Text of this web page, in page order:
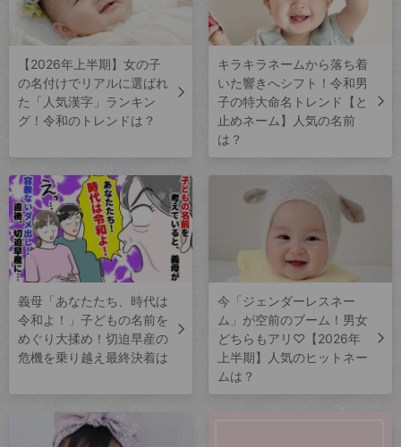
【2026年上半期】女の子
の名付けでリアルに選ばれ
た「人気漢字」ランキン
グ！令和のトレンドは？
キラキラネームから落ち着
いた響きへシフト！令和男
子の特大命名トレンド【と
止めネーム】人気の名前
は？
義母「あなたたち、時代は
令和よ！」子どもの名前を
めぐり大揉め！切迫早産の
危機を乗り越え最終決着は
今「ジェンダーレスネー
ム」が空前のブーム！男女
どちらもアリ♡【2026年
上半期】人気のヒットネー
ムは？